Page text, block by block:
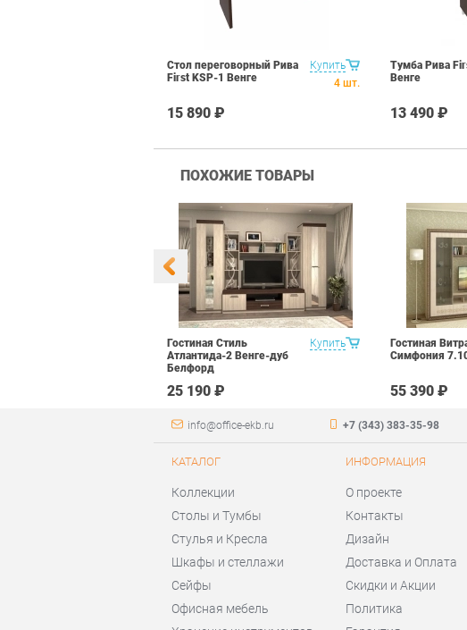
Купить
Стол переговорный Рива
First KSP-1 Венге
15 890 ₽
4 шт.
Тумба Рива
Венге
13 490 ₽
ПОХОЖИЕ ТОВАРЫ
Купить
Гостиная Стиль
Атлантида-2 Венге-дуб
Белфорд
25 190 ₽
Гостиная
Симфония
55 390 ₽
info@office-ekb.ru +7 (343) 383-35-98
КАТАЛОГ
Коллекции
Столы и Тумбы
Стулья и Кресла
Шкафы и стеллажи
Сейфы
Офисная мебель
ИНФОРМАЦИЯ
О проекте
Контакты
Дизайн
Доставка и Оплата
Скидки и Акции
Политика